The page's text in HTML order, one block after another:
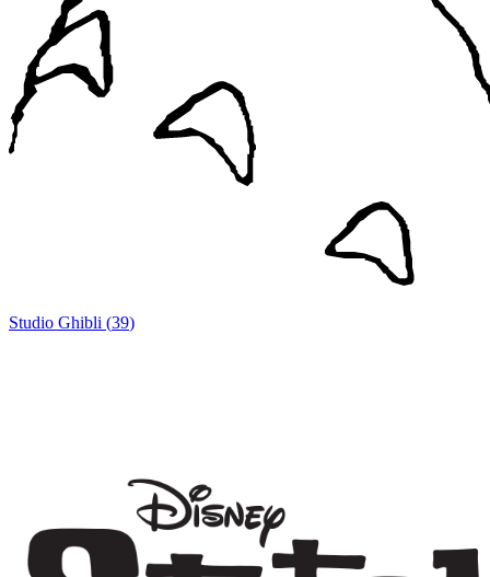
Studio Ghibli (39)